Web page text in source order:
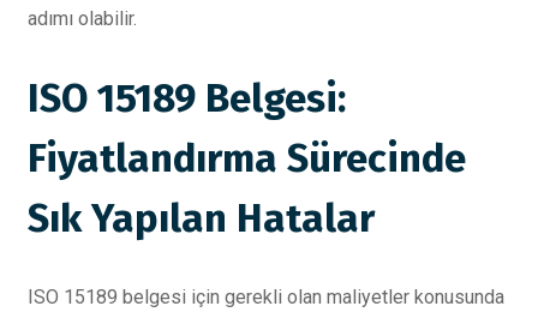
adımı olabilir.
ISO 15189 Belgesi:
Fiyatlandırma Sürecinde
Sık Yapılan Hatalar
ISO 15189 belgesi için gerekli olan maliyetler konusunda